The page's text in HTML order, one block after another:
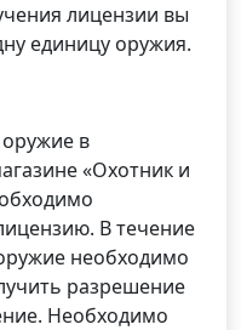
лицензии вы
единицу оружия.
в
«Охотник и
В течение
необходимо
разрешение
Необходимо